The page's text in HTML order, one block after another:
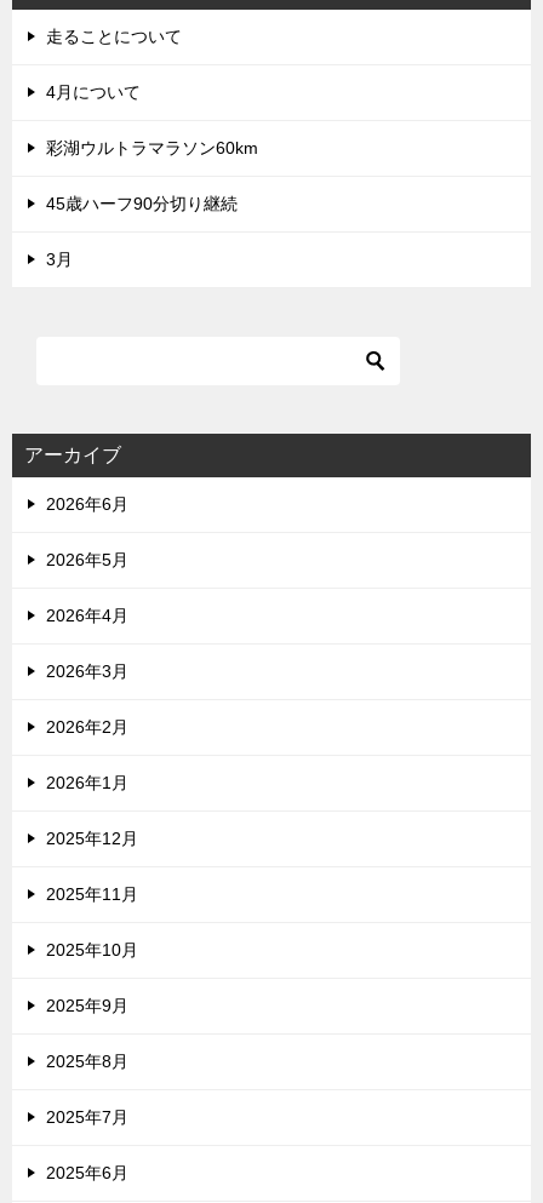
走ることについて
4月について
彩湖ウルトラマラソン60km
45歳ハーフ90分切り継続
3月
アーカイブ
2026年6月
2026年5月
2026年4月
2026年3月
2026年2月
2026年1月
2025年12月
2025年11月
2025年10月
2025年9月
2025年8月
2025年7月
2025年6月